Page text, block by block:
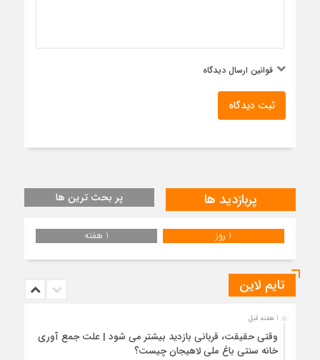
قوانین ارسال دیدگاه
ثبت دیدگاه
پربازدید ها پر بحث ترین ها
1 روز 1 هفته
تایم لاین
1 هفته قبل
وقتی حقیقت، قربانی بازدید بیشتر می شود | علت جمع آوری
خانه سنتی باغ ملی لاهیجان چیست؟